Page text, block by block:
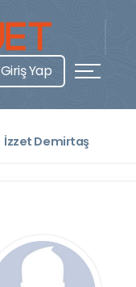
Giriş Yap
İzzet Demirtaş